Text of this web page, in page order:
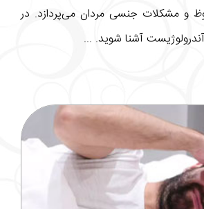
و مشکلات جنسی مردان می‌پردازد. در
آشنا شوید. ...